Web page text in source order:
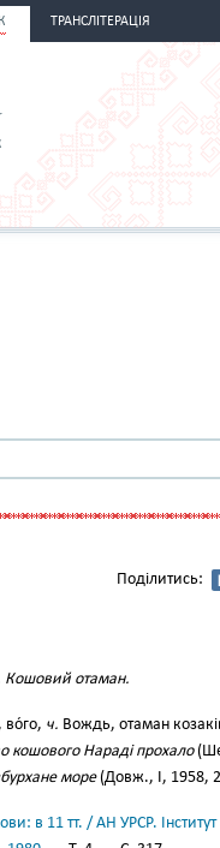
ТРАНСЛІТЕРАЦІЯ
Поділитись:
Кошовий отаман.
, во́го, ч. Вождь, отаман
кошового Нараді прохало
море(Довж., І, 1958,
в 11 тт. / АН УРСР.